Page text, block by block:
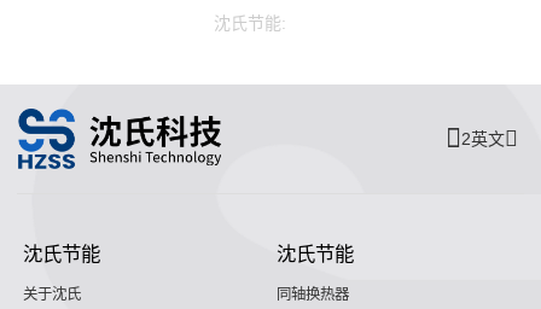
沈氏节能:
2英文
沈氏节能
关于沈氏
沈氏节能
同轴换热器